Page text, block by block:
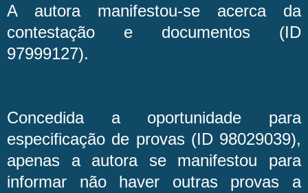
A autora manifestou-se acerca da
contestação e documentos (ID
97999127).
Concedida a oportunidade para
especificação de provas (ID 98029039),
apenas a autora se manifestou para
informar não haver outras provas a